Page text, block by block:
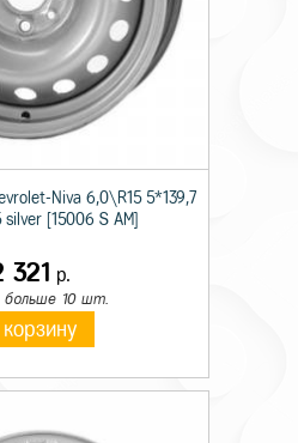
Niva 6,0\R15 5*139,7
[15006 S AM]
321 р.
больше 10 шт.